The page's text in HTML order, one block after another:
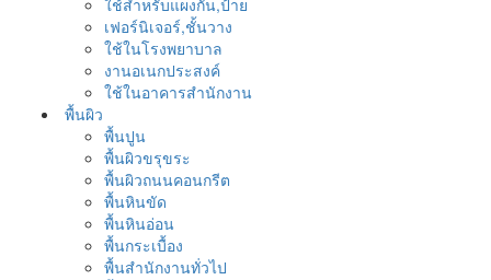
ใช้สำหรับแผงกั้น,ป้าย
เฟอร์นิเจอร์,ชั้นวาง
ใช้ในโรงพยาบาล
งานอเนกประสงค์
ใช้ในอาคารสำนักงาน
พื้นผิว
พื้นปูน
พื้นผิวขรุขระ
พื้นผิวถนนคอนกรีต
พื้นหินขัด
พื้นหินอ่อน
พื้นกระเบื้อง
พื้นสำนักงานทั่วไป